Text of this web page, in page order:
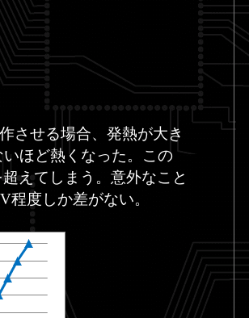
させる場合、発熱が大き
ほど熱くなった。この
えてしまう。意外なこと
度しか差がない。